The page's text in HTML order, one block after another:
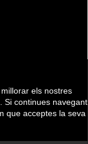
els nostres
Si continues navegant
que acceptes la seva